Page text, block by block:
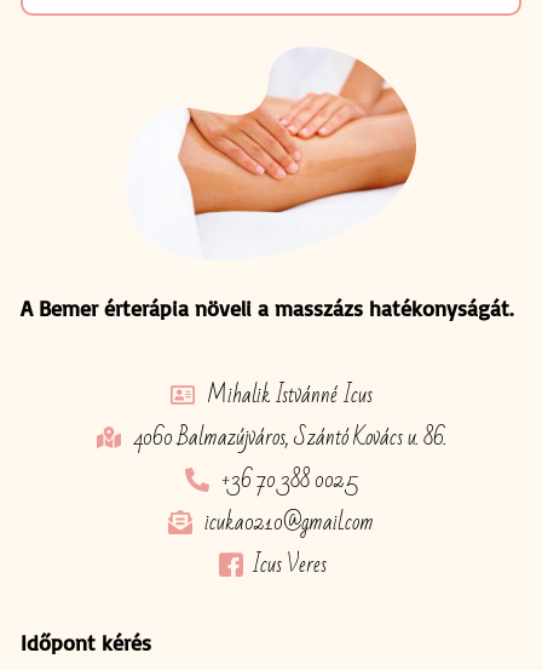
A Bemer érterápia növeli a masszázs hatékonyságát.
Mihalik Istvánné Icus
4060 Balmazújváros, Szántó Kovács u. 86.
+36 70 388 0025
icuka0210@gmail.com
Icus Veres
Időpont kérés